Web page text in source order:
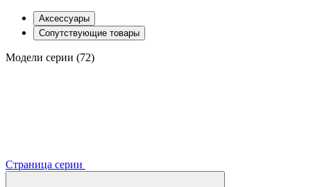
Аксессуары
Сопутствующие товары
Модели серии (72)
Страница серии